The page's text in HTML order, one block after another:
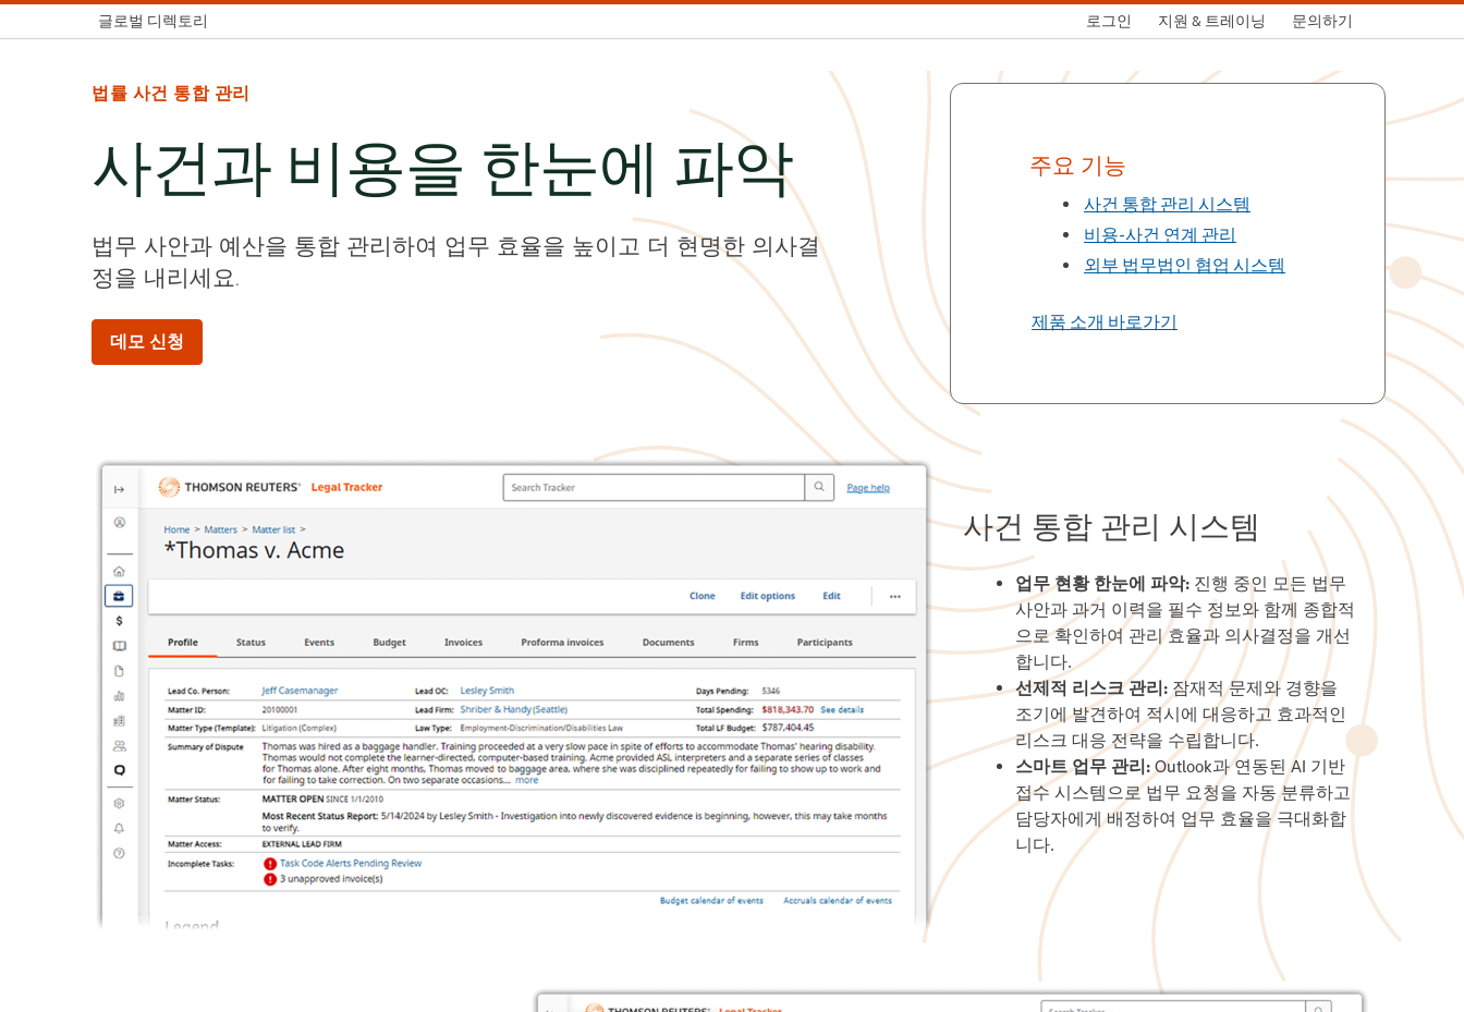
글로벌 디렉토리 로그인 지원 & 트레이닝 문의하기
법률 사건 통합 관리
사건과 비용을 한눈에 파악
법무 사안과 예산을 통합 관리하여 업무 효율을 높이고 더 현명한 의사결
정을 내리세요.
데모 신청
주요 기능
사건 통합 관리 시스템
비용-사건 연계 관리
외부 법무법인 협업 시스템
제품 소개 바로가기
사건 통합 관리 시스템
업무 현황 한눈에 파악: 진행 중인 모든 법무
사안과 과거 이력을 필수 정보와 함께 종합적
으로 확인하여 관리 효율과 의사결정을 개선
합니다.
선제적 리스크 관리: 잠재적 문제와 경향을
조기에 발견하여 적시에 대응하고 효과적인
리스크 대응 전략을 수립합니다.
스마트 업무 관리: Outlook과 연동된 AI 기반
접수 시스템으로 법무 요청을 자동 분류하고
담당자에게 배정하여 업무 효율을 극대화합
니다.